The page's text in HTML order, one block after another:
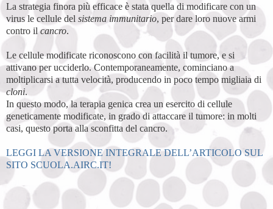
La strategia finora più efficace è stata quella di modificare con un
virus le cellule del sistema immunitario, per dare loro nuove armi
contro ilcancro.
Le cellule modificate riconoscono con facilità il tumore, e si
attivano per ucciderlo. Contemporaneamente, cominciano a
moltiplicarsi a tutta velocità, producendo in poco tempo migliaia di
cloni.
In questo modo, la terapia genica crea un esercito di cellule
geneticamente modificate, in grado di attaccare il tumore: in molti
casi, questo porta alla sconfitta del cancro.
LEGGI LA VERSIONE INTEGRALE DELL’ARTICOLO SUL
SITO SCUOLA.AIRC.IT!